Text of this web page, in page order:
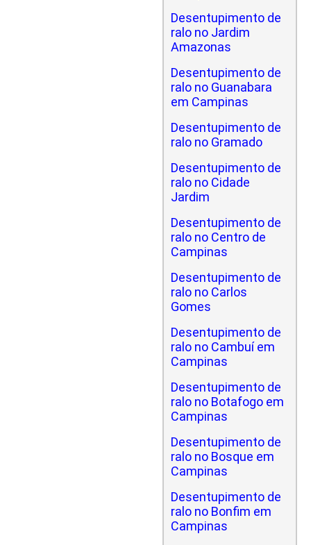
Desentupimento de
ralo no Jardim
Amazonas
Desentupimento de
ralo no Guanabara
em Campinas
Desentupimento de
ralo no Gramado
Desentupimento de
ralo no Cidade
Jardim
Desentupimento de
ralo no Centro de
Campinas
Desentupimento de
ralo no Carlos
Gomes
Desentupimento de
ralo no Cambuí em
Campinas
Desentupimento de
ralo no Botafogo em
Campinas
Desentupimento de
ralo no Bosque em
Campinas
Desentupimento de
ralo no Bonfim em
Campinas